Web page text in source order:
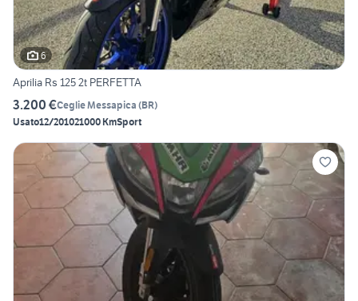
6
Aprilia Rs 125 2t PERFETTA
3.200 €Ceglie Messapica (BR)
Usato12/201021000 KmSport